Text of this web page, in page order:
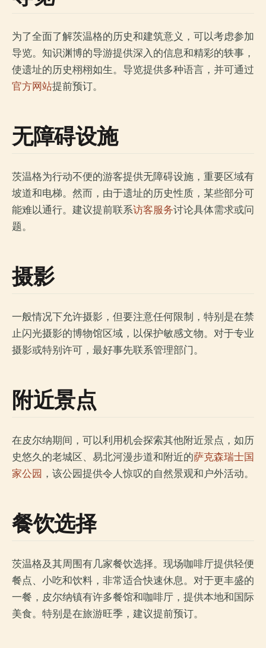
为了全面了解茨温格的历史和建筑意义，可以考虑参加
导览。知识渊博的导游提供深入的信息和精彩的轶事，
使遗址的历史栩栩如生。导览提供多种语言，并可通过
官方网站提前预订。
无障碍设施
茨温格为行动不便的游客提供无障碍设施，重要区域有
坡道和电梯。然而，由于遗址的历史性质，某些部分可
能难以通行。建议提前联系访客服务讨论具体需求或问
题。
摄影
一般情况下允许摄影，但要注意任何限制，特别是在禁
止闪光摄影的博物馆区域，以保护敏感文物。对于专业
摄影或特别许可，最好事先联系管理部门。
附近景点
在皮尔纳期间，可以利用机会探索其他附近景点，如历
史悠久的老城区、易北河漫步道和附近的萨克森瑞士国
家公园 ，该公园提供令人惊叹的自然景观和户外活动。
餐饮选择
茨温格及其周围有几家餐饮选择。现场咖啡厅提供轻便
餐点、小吃和饮料，非常适合快速休息。对于更丰盛的
一餐，皮尔纳镇有许多餐馆和咖啡厅，提供本地和国际
美食。特别是在旅游旺季，建议提前预订。